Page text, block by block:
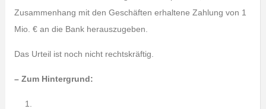
Zusammenhang mit den Geschäften erhaltene Zahlung von 1
Mio. € an die Bank herauszugeben.
Das Urteil ist noch nicht rechtskräftig.
– Zum Hintergrund: